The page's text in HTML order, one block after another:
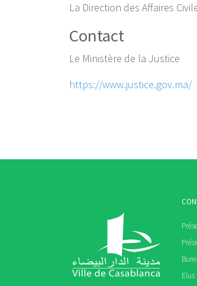
La Direction des Affaires
Contact
Le Ministère de la Justice
https://www.justice.gov.ma/
Élus